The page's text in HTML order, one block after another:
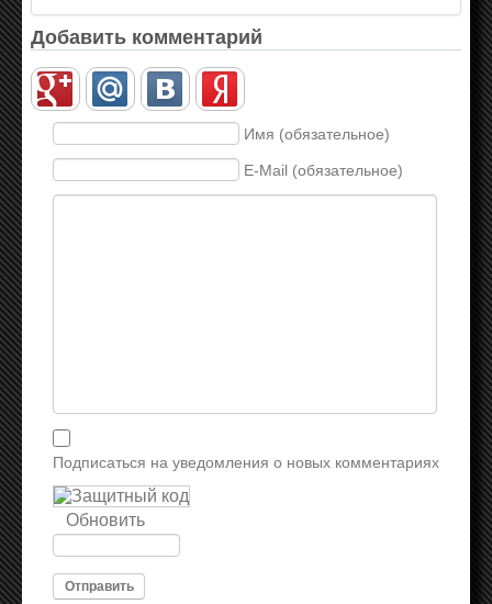
Добавить комментарий
Имя (обязательное)
E-Mail (обязательное)
Подписаться на уведомления о новых комментариях
Обновить
Отправить